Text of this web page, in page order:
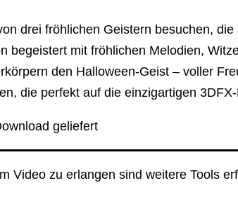
drei fröhlichen Geistern besuchen,
begeistert mit fröhlichen Melodien,
den Halloween-Geist – voller
die perfekt auf die einzigartigen
geliefert
Video zu erlangen sind weitere Tools